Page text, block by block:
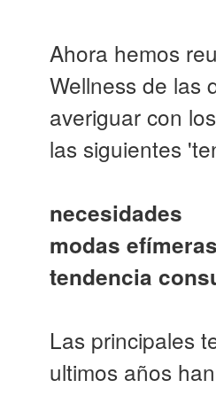
Ahora hemos
Wellness de las
averiguar con
las siguientes
necesidades
modas
tendencia
Las principales
ultimos años